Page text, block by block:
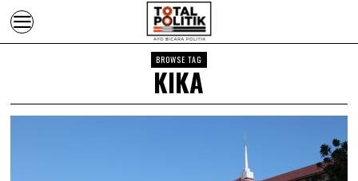
BROWSE TAG
KIKA